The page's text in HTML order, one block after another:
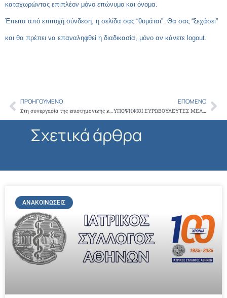
καταχωρώντας επιπλέον μόνο επώνυμο και όνομα.
Έπειτα από επιτυχή σύνδεση, η σελίδα σας “θυμάται”. Θα σας “ξεχάσει”
και θα πρέπει να επαναληφθεί η διαδικασία, μόνο αν κάνετε logout.
Prev
ΠΡΟΗΓΟΎΜΕΝΟ
Στη συνεργασία της επιστημονικής κοινότητας, με την Τοπική Αυτοδιοίκηση, στον τομέα της πρόληψης αναφέρθηκε ο Πρόεδρος του ΙΣΑ, στο χαιρετισμό του, σε Ημερίδα της Ένωσης Πνευμονολόγων Ελλάδας
ΕΠΌΜΕΝΟ
ΥΠΟΨΗΦΙΟΙ ΕΥΡΩΒΟΥΛΕΥΤΕΣ ΜΕΛΗ ΤΟΥ ΙΣΑ
Σχετικά άρθρα
ΑΝΑΚΟΙΝΏΣΕΙΣ